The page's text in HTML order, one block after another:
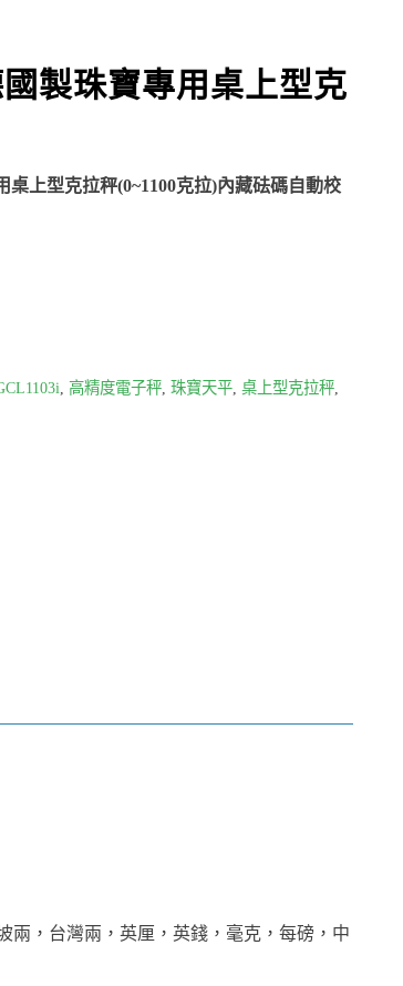
製珠寶專用桌上型克
桌上型克拉秤(0~1100克拉)內藏砝碼自動校
高精度電子秤, 珠寶天平, 桌上型克拉秤,
兩，台灣兩，英厘，英錢，毫克，每磅，中